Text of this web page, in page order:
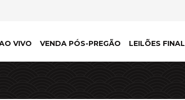
VIVO VENDA PÓS-PREGÃO LEILÕES